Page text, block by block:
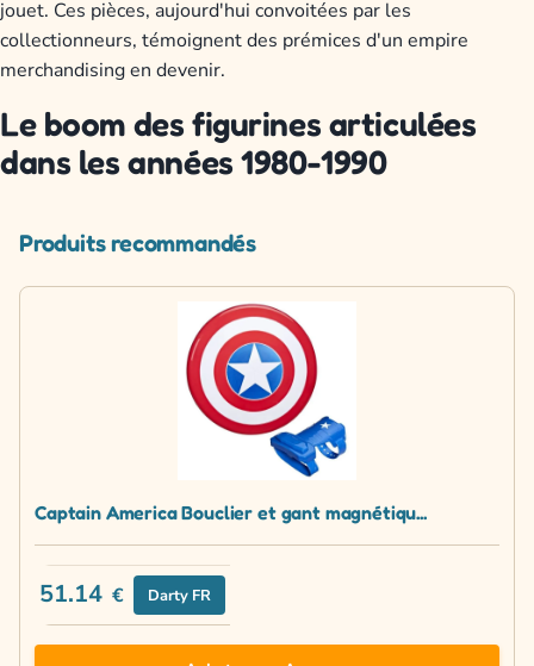
jouet. Ces pièces, aujourd'hui convoitées par les
collectionneurs, témoignent des prémices d'un empire
merchandising en devenir.
Le boom des figurines articulées
dans les années 1980-1990
Produits recommandés
Captain America Bouclier et gant magnétiqu...
51.14 € Darty FR